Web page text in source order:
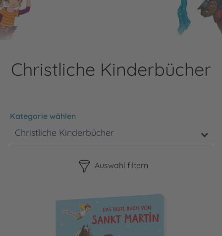
Christliche Kinderbücher
Kategorie wählen
Christliche Kinderbücher
Auswahl filtern